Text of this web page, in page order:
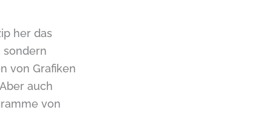
her das
sondern
von Grafiken
auch
von